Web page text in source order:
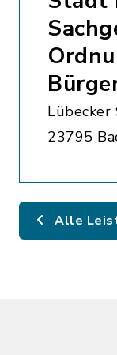
Lübecker
23795
Alle